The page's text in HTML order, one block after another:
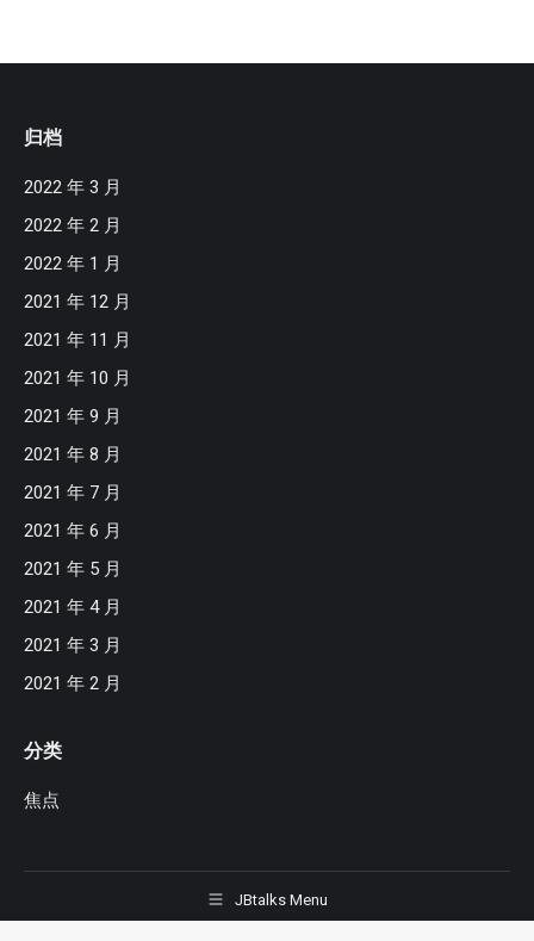
归档
2022 年 3 月
2022 年 2 月
2022 年 1 月
2021 年 12 月
2021 年 11 月
2021 年 10 月
2021 年 9 月
2021 年 8 月
2021 年 7 月
2021 年 6 月
2021 年 5 月
2021 年 4 月
2021 年 3 月
2021 年 2 月
分类
焦点
JBtalks Menu